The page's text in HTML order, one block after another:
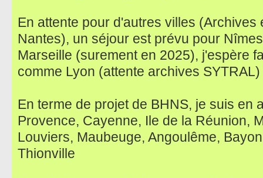
En attente pour d'autres villes (Archives
Nantes), un séjour est prévu pour
Marseille (surement en 2025), j'espère
comme Lyon (attente archives SYTRAL)
En terme de projet de BHNS, je suis en
Provence, Cayenne, Ile de la Réunion,
Louviers, Maubeuge, Angoulême,
Thionville